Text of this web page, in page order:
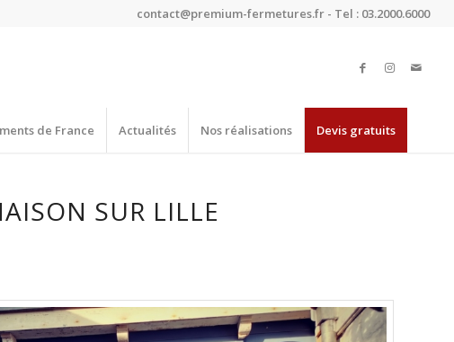
contact@premium-fermetures.fr - Tel : 03.2000.6000
de France Actualités Nos réalisations Devis gratuits
SUR LILLE